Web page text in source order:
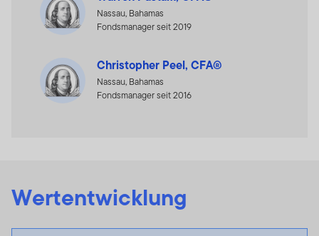
Nassau, Bahamas
Fondsmanager seit 2019
Christopher Peel, CFA®
Nassau, Bahamas
Fondsmanager seit 2016
Wertentwicklung